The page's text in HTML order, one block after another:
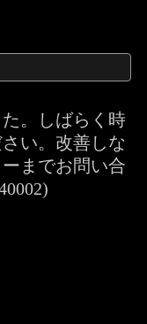
。しばらく時
い。改善しな
までお問い合